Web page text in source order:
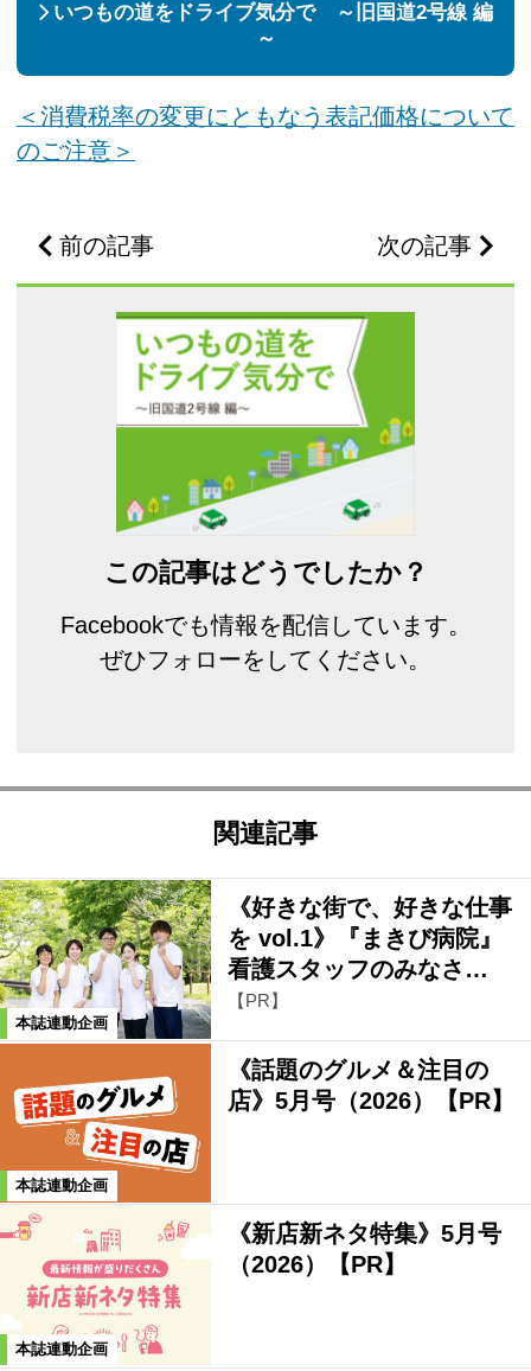
いつもの道をドライブ気分で ～旧国道2号線 編
～
＜消費税率の変更にともなう表記価格について
のご注意＞
前の記事 次の記事
この記事はどうでしたか？
Facebookでも情報を配信しています。
ぜひフォローをしてください。
関連記事
本誌連動企画
《好きな街で、好きな仕事
を vol.1》『まきび病院』
看護スタッフのみなさ…
【PR】
本誌連動企画
《話題のグルメ＆注目の
店》5月号（2026）【PR】
本誌連動企画
《新店新ネタ特集》5月号
（2026）【PR】